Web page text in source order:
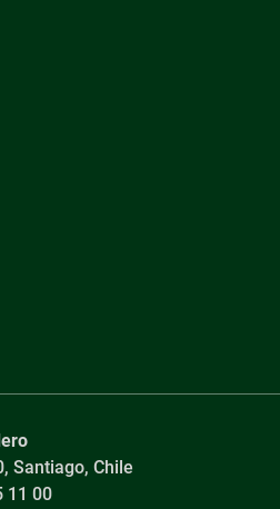
Santiago, Chile
11 00